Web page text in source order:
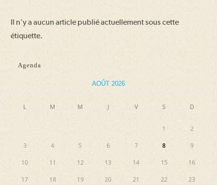
Il n’y a aucun article publié actuellement sous cette
étiquette.
Agenda
AOÛT 2026
L M M J V S D
1 2
3 4 5 6 7 8 9
10 11 12 13 14 15 16
17 18 19 20 21 22 23